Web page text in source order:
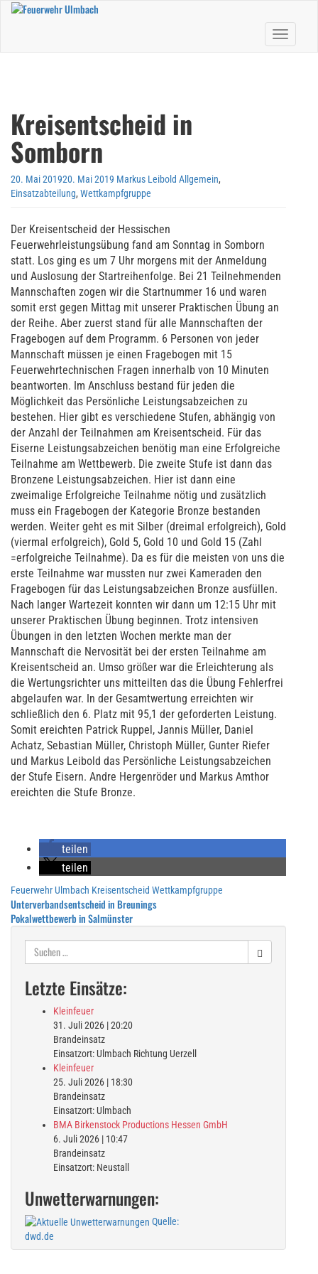
Skip
Toggle
Kreisentscheid in
Somborn
20. Mai 201920. Mai 2019 Markus Leibold Allgemein,
Einsatzabteilung, Wettkampfgruppe
Der Kreisentscheid der Hessischen
Feuerwehrleistungsübung fand am Sonntag in Somborn
statt. Los ging es um 7 Uhr morgens mit der Anmeldung
und Auslosung der Startreihenfolge. Bei 21 Teilnehmenden
Mannschaften zogen wir die Startnummer 16 und waren
somit erst gegen Mittag mit unserer Praktischen Übung an
der Reihe. Aber zuerst stand für alle Mannschaften der
Fragebogen auf dem Programm. 6 Personen von jeder
Mannschaft müssen je einen Fragebogen mit 15
Feuerwehrtechnischen Fragen innerhalb von 10 Minuten
beantworten. Im Anschluss bestand für jeden die
Möglichkeit das Persönliche Leistungsabzeichen zu
bestehen. Hier gibt es verschiedene Stufen, abhängig von
der Anzahl der Teilnahmen am Kreisentscheid. Für das
Eiserne Leistungsabzeichen benötig man eine Erfolgreiche
Teilnahme am Wettbewerb. Die zweite Stufe ist dann das
Bronzene Leistungsabzeichen. Hier ist dann eine
zweimalige Erfolgreiche Teilnahme nötig und zusätzlich
muss ein Fragebogen der Kategorie Bronze bestanden
werden. Weiter geht es mit Silber (dreimal erfolgreich), Gold
(viermal erfolgreich), Gold 5, Gold 10 und Gold 15 (Zahl
=erfolgreiche Teilnahme). Da es für die meisten von uns die
erste Teilnahme war mussten nur zwei Kameraden den
Fragebogen für das Leistungsabzeichen Bronze ausfüllen.
Nach langer Wartezeit konnten wir dann um 12:15 Uhr mit
unserer Praktischen Übung beginnen. Trotz intensiven
Übungen in den letzten Wochen merkte man der
Mannschaft die Nervosität bei der ersten Teilnahme am
Kreisentscheid an. Umso größer war die Erleichterung als
die Wertungsrichter uns mitteilten das die Übung Fehlerfrei
abgelaufen war. In der Gesamtwertung erreichten wir
schließlich den 6. Platz mit 95,1 der geforderten Leistung.
Somit ereichten Patrick Ruppel, Jannis Müller, Daniel
Achatz, Sebastian Müller, Christoph Müller, Gunter Riefer
und Markus Leibold das Persönliche Leistungsabzeichen
der Stufe Eisern. Andre Hergenröder und Markus Amthor
ereichten die Stufe Bronze.
teilen
teilen
Feuerwehr Ulmbach Kreisentscheid Wettkampfgruppe
Beitragsnavigation
Unterverbandsentscheid in Breunings
Pokalwettbewerb in Salmünster
Suchen
Letzte Einsätze:
Kleinfeuer
31. Juli 2026 |20:20
Brandeinsatz
Einsatzort: Ulmbach Richtung Uerzell
Kleinfeuer
25. Juli 2026 | 18:30
Brandeinsatz
Einsatzort: Ulmbach
BMA Birkenstock Productions Hessen GmbH
6. Juli 2026 | 10:47
Brandeinsatz
Einsatzort: Neustall
Unwetterwarnungen:
Quelle:
dwd.de